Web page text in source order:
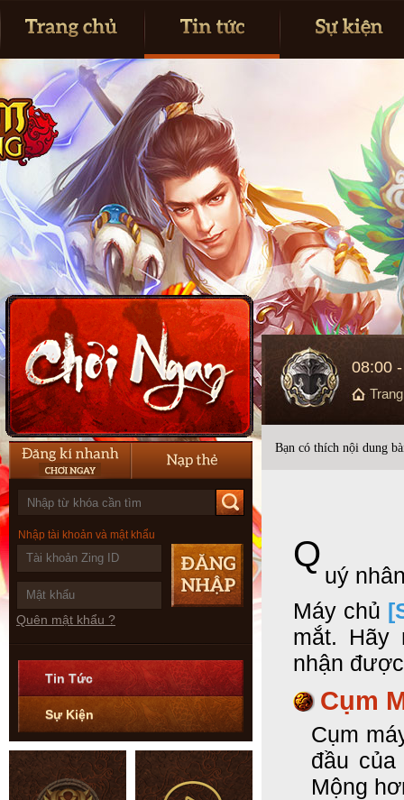
Nhập tài khoản và mật khẩu
Quên mật khẩu ?
Tin Tức
Sự Kiện
08:00
Bạn có thích nội dung
Q
uý
Máy chủ
mắt. Hãy
nhận
Cụm
Cụm
đầu
Mộng